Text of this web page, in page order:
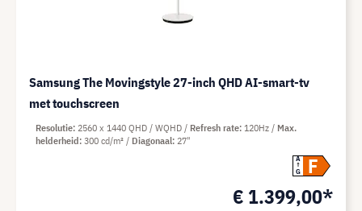
Samsung The Movingstyle 27-inch QHD AI-smart-tv
met touchscreen
A
G
F
€ 1.399,00*
Resolutie 2560 x 1440 QHD / WQHD Refresh rate 120Hz
Max.
helderheid 300 cd/m² Diagonaal 27"